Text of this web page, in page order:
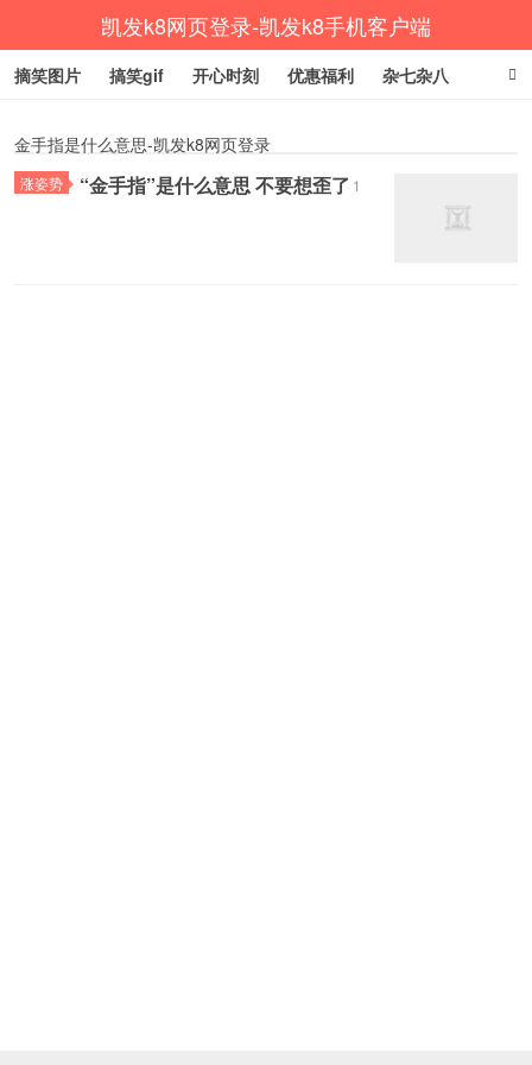
凯发k8网页登录-凯发k8手机客户端
摘笑图片 搞笑gif 开心时刻 优惠福利 杂七杂八
金手指是什么意思-凯发k8网页登录
涨姿势 “金手指”是什么意思 不要想歪了 1